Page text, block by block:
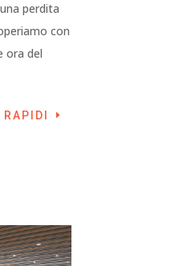
perdita
con
ora del